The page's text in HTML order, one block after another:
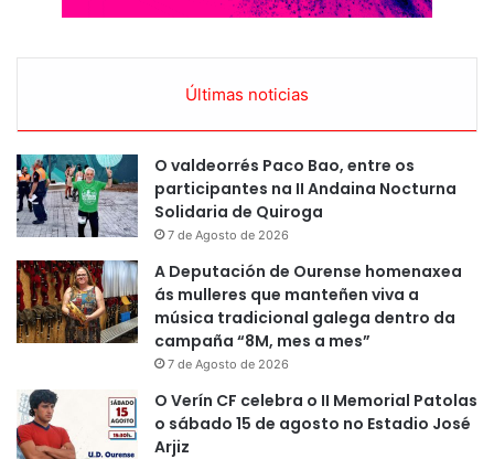
Últimas noticias
O valdeorrés Paco Bao, entre os
participantes na II Andaina Nocturna
Solidaria de Quiroga
7 de Agosto de 2026
A Deputación de Ourense homenaxea
ás mulleres que manteñen viva a
música tradicional galega dentro da
campaña “8M, mes a mes”
7 de Agosto de 2026
O Verín CF celebra o II Memorial Patolas
o sábado 15 de agosto no Estadio José
Arjiz